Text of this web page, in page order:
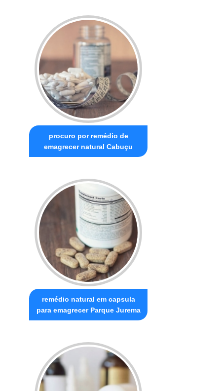
procuro por remédio de
emagrecer natural Cabuçu
remédio natural em capsula
para emagrecer Parque Jurema